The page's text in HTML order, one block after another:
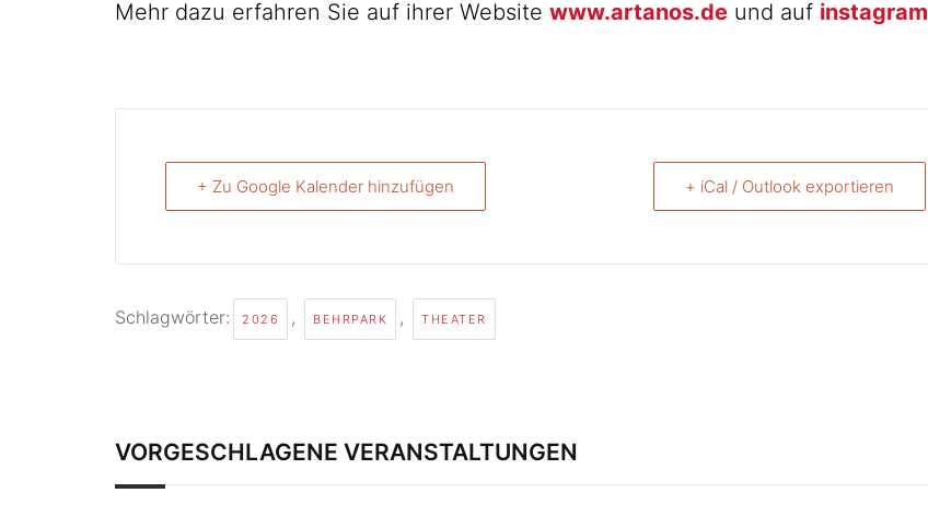
Mehr dazu erfahren Sie auf ihrer Website www.artanos.de und auf instagram
+ Zu Google Kalender hinzufügen + iCal / Outlook exportieren
Schlagwörter: 2026 , BEHRPARK , THEATER
VORGESCHLAGENE VERANSTALTUNGEN